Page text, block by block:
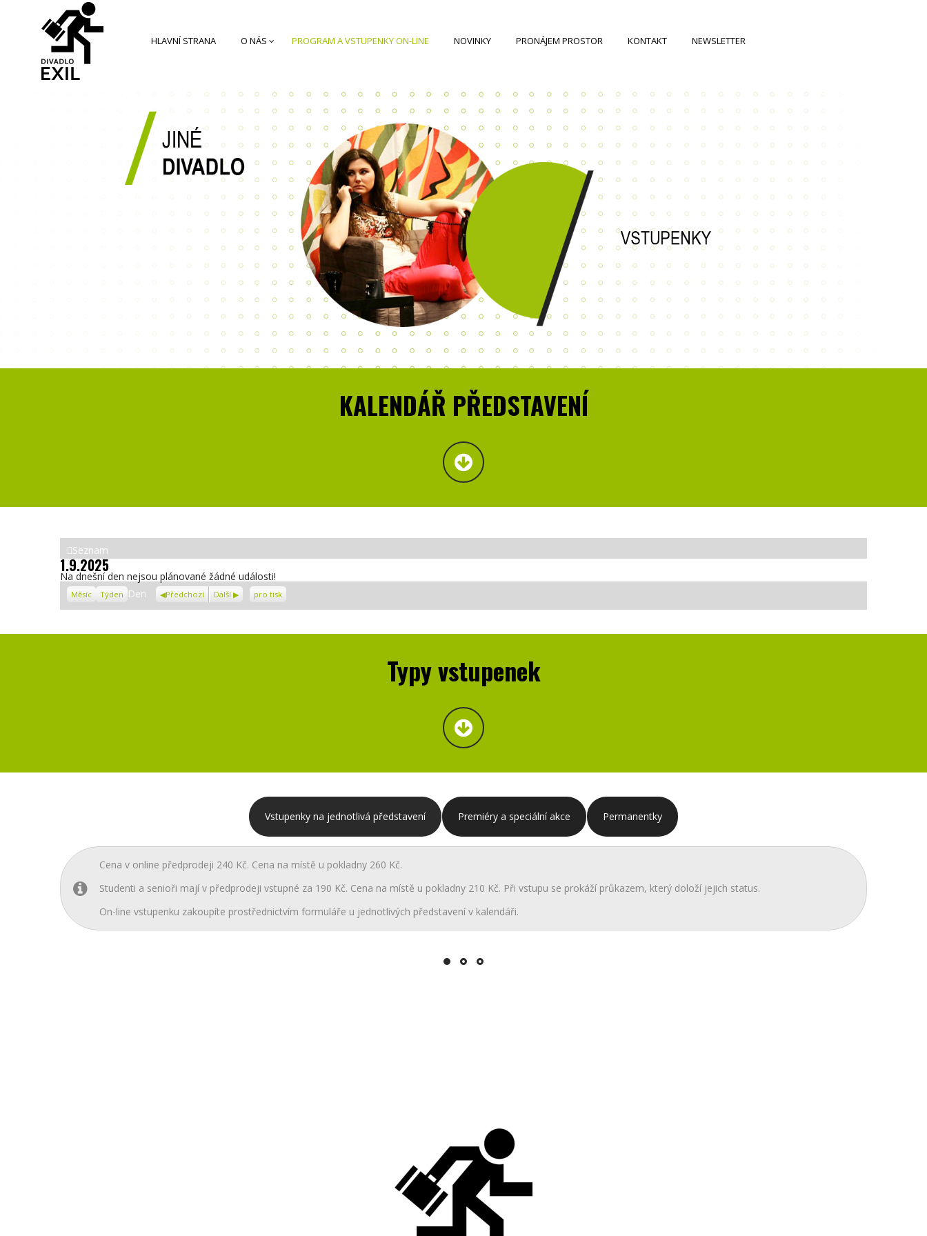
HLAVNÍ STRANA O NÁS PROGRAM A VSTUPENKY ON-LINE NOVINKY PRONÁJEM PROSTOR KONTAKT NEWSLETTER
KALENDÁŘ PŘEDSTAVENÍ
Zobrazit
jako
Seznam
1.9.2025
Na dnešní den nejsou plánované žádné události!
Měsíc Týden Den Předchozí Další Zobrazení
pro tisk
Typy vstupenek
Vstupenky na jednotlivá představení Premiéry a speciální akce Permanentky
Cena v online předprodeji 240 Kč. Cena na místě u pokladny 260 Kč.
Studenti a senioři mají v předprodeji vstupné za 190 Kč. Cena na místě u pokladny 210 Kč. Při vstupu se prokáží průkazem, který doloží jejich status.
On-line vstupenku zakoupíte prostřednictvím formuláře u jednotlivých představení v kalendáři.